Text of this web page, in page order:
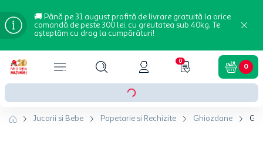
🚚 Până pe 31 august profită de livrare gratuită la orice
comandă de peste 300 lei, cu greutatea sub 40kg. Te
așteptăm cu drag la cumpărături!
0
0
Jucarii si Bebe Papetarie si Rechizite Ghiozdane